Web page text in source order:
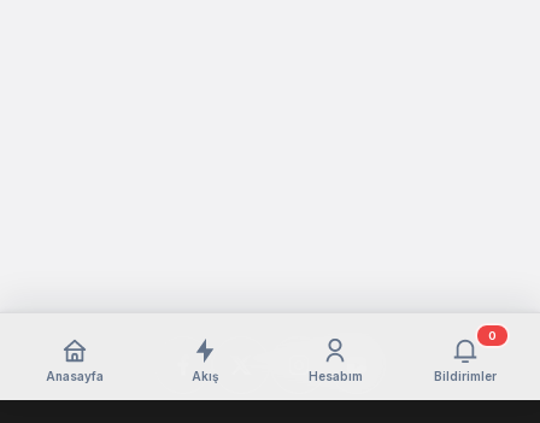
Anasayfa Akış Hesabım Bildirimler
0